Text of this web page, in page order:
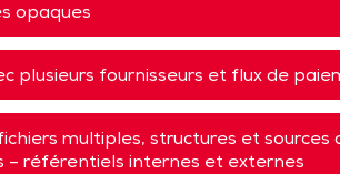
opaques
plusieurs fournisseurs et flux de
multiples, structures et sources
– référentiels internes et externes